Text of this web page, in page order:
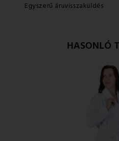
Egyszerű áruvisszaküldés
HASONLÓ